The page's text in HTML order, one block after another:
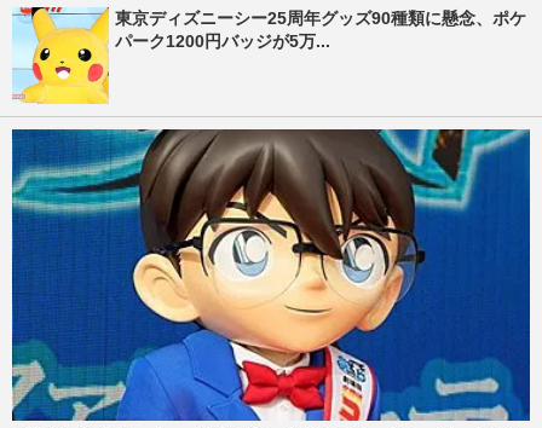
東京ディズニーシー25周年グッズ90種類に懸念、ポケ
パーク1200円バッジが5万...